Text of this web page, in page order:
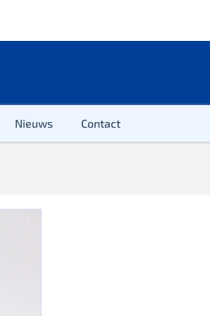
Nieuws Contact